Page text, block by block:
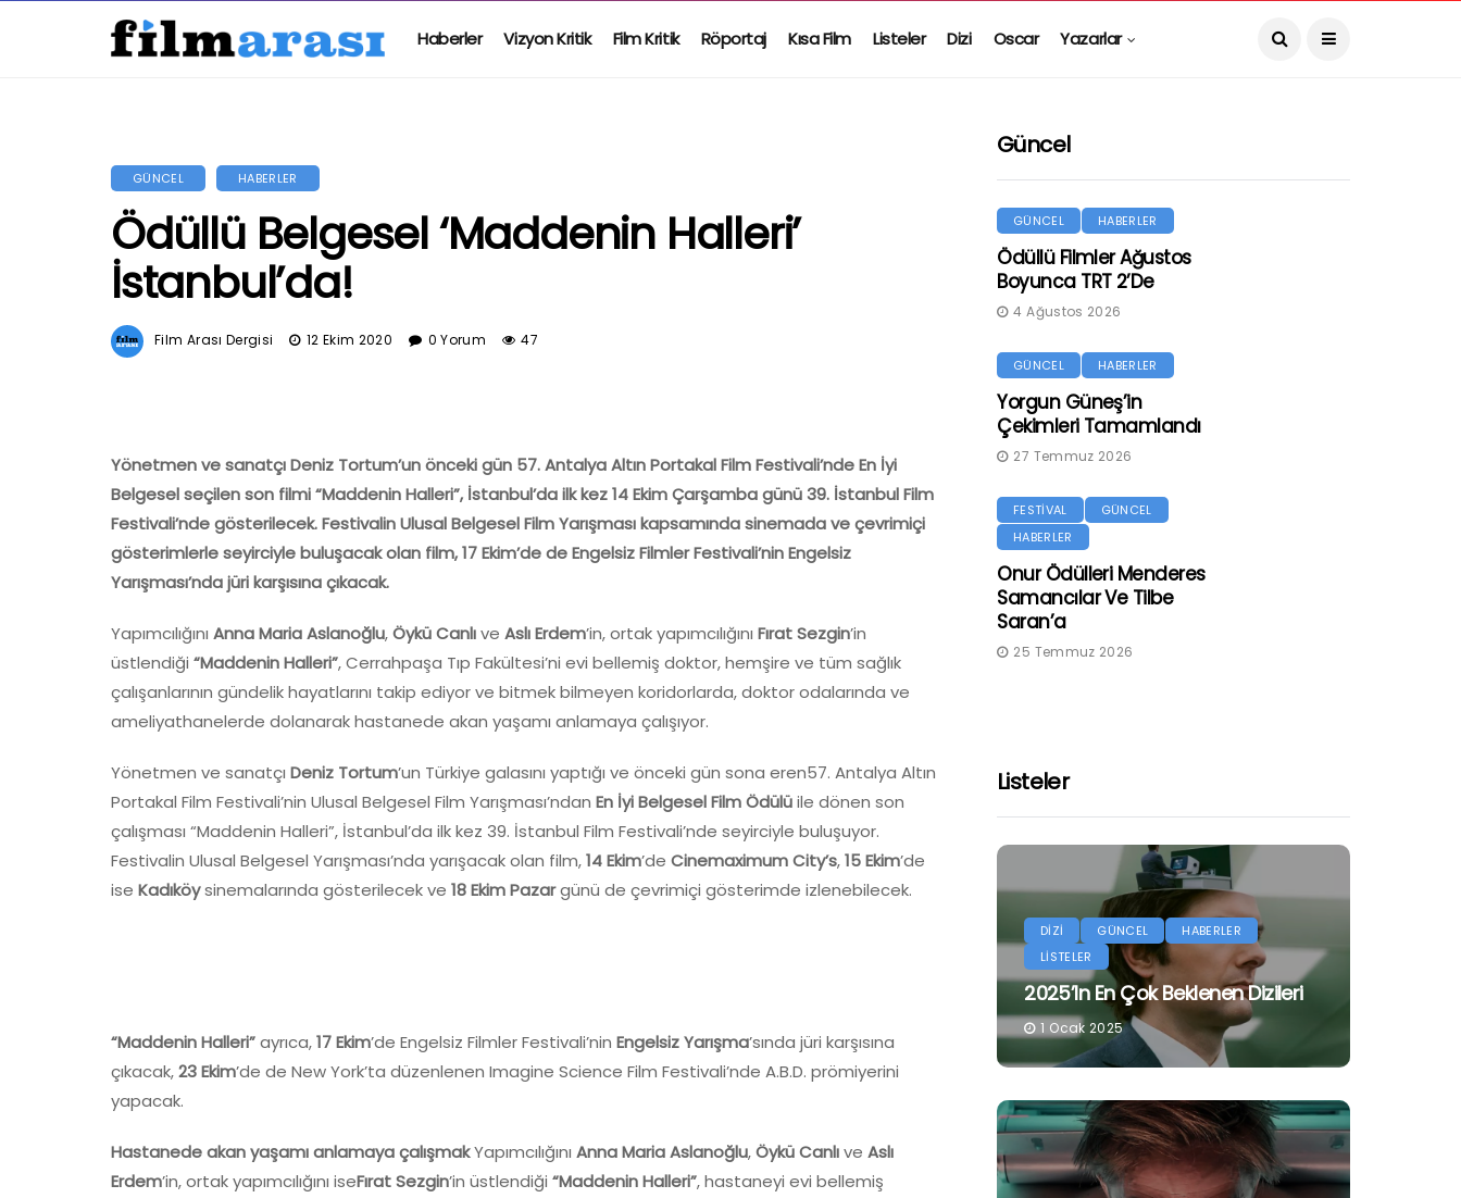
Haberler Vizyon Kritik Film Kritik Röportaj Kısa Film Listeler Dizi Oscar Yazarlar
GÜNCEL HABERLER
Ödüllü Belgesel ‘Maddenin Halleri’
İstanbul’da!
Film Arası Dergisi 12 Ekim 2020 0 Yorum 47
Yönetmen ve sanatçı Deniz Tortum’un önceki gün 57. Antalya Altın Portakal Film Festivali’nde En İyi
Belgesel seçilen son filmi “Maddenin Halleri”, İstanbul’da ilk kez 14 Ekim Çarşamba günü 39. İstanbul Film
Festivali’nde gösterilecek. Festivalin Ulusal Belgesel Film Yarışması kapsamında sinemada ve çevrimiçi
gösterimlerle seyirciyle buluşacak olan film, 17 Ekim’de de Engelsiz Filmler Festivali’nin Engelsiz
Yarışması’nda jüri karşısına çıkacak.
Yapımcılığını Anna Maria Aslanoğlu,Öykü Canlıve Aslı Erdem’in, ortak yapımcılığını Fırat Sezgin’in
üstlendiği “Maddenin Halleri”, Cerrahpaşa Tıp Fakültesi’ni evi bellemiş doktor, hemşire ve tüm sağlık
çalışanlarının gündelik hayatlarını takip ediyor ve bitmek bilmeyen koridorlarda, doktor odalarında ve
ameliyathanelerde dolanarak hastanede akan yaşamı anlamaya çalışıyor.
Yönetmen ve sanatçı Deniz Tortum’un Türkiye galasını yaptığı ve önceki gün sona eren57. Antalya Altın
Portakal Film Festivali’nin Ulusal Belgesel Film Yarışması’ndan En İyi Belgesel Film Ödülüile dönen son
çalışması “Maddenin Halleri”, İstanbul’da ilk kez 39. İstanbul Film Festivali’nde seyirciyle buluşuyor.
Festivalin Ulusal Belgesel Yarışması’nda yarışacak olan film,14 Ekim’de Cinemaximum City’s,15 Ekim’de
ise Kadıköysinemalarında gösterilecek ve 18 Ekim Pazargünü de çevrimiçi gösterimde izlenebilecek.
“Maddenin Halleri”ayrıca,17 Ekim’de Engelsiz Filmler Festivali’nin Engelsiz Yarışma’sında jüri karşısına
çıkacak,23 Ekim’de de New York’ta düzenlenen Imagine Science Film Festivali’nde A.B.D. prömiyerini
yapacak.
Hastanede akan yaşamı anlamaya çalışmakYapımcılığını Anna Maria Aslanoğlu,Öykü Canlıve Aslı
Erdem’in, ortak yapımcılığını iseFırat Sezgin’in üstlendiği “Maddenin Halleri”, hastaneyi evi bellemiş
Güncel
GÜNCEL HABERLER
Ödüllü Filmler Ağustos
Boyunca TRT 2’de
4 Ağustos 2026
GÜNCEL HABERLER
Yorgun Güneş’in
Çekimleri Tamamlandı
27 Temmuz 2026
FESTİVAL
GÜNCEL
HABERLER
Onur Ödülleri Menderes
Samancılar Ve Tilbe
Saran’a
25 Temmuz 2026
Listeler
DİZİ GÜNCEL
HABERLER
LİSTELER
2025’in En Çok Beklenen Dizileri
1 Ocak 2025